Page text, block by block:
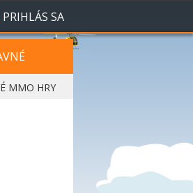
PRIHLÁS SA
MMO HRY